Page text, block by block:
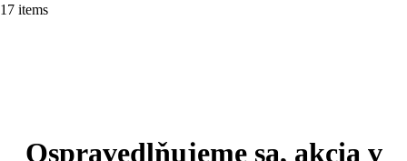
17 items
Ospravedlňujeme sa, akcia v